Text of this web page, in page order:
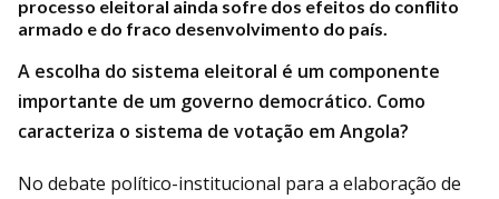
processo eleitoral ainda sofre dos efeitos do conflito
armado e do fraco desenvolvimento do país.
A escolha do sistema eleitoral é um componente
importante de um governo democrático. Como
caracteriza o sistema de votação em Angola?
No debate político-institucional para a elaboração de